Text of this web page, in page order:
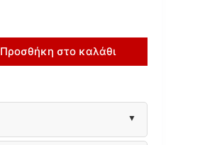
Προσθήκη στο καλάθι